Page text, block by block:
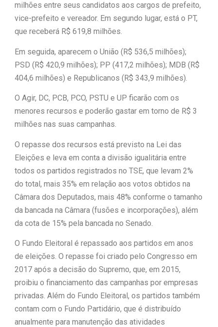
Jesus discorda de Zema sobre fim do
Bolsa Família: “Precisamos dar
condições para as pessoas
evoluírem” |
milhões entre seus candidatos aos cargos de prefeito,
vice-prefeito e vereador. Em segundo lugar, está o PT,
que receberá R$ 619,8 milhões.
Em seguida, aparecem o União (R$ 536,5 milhões);
PSD (R$ 420,9 milhões); PP (417,2 milhões); MDB (R$
404,6 milhões) e Republicanos (R$ 343,9 milhões).
O Agir, DC, PCB, PCO, PSTU e UP ficarão com os
menores recursos e poderão gastar em torno de R$ 3
milhões nas suas campanhas.
O repasse dos recursos está previsto na Lei das
Eleições e leva em conta a divisão igualitária entre
todos os partidos registrados no TSE, que levam 2%
do total, mais 35% em relação aos votos obtidos na
Câmara dos Deputados, mais 48% conforme o tamanho
da bancada na Câmara (fusões e incorporações), além
da cota de 15% pela bancada no Senado.
O Fundo Eleitoral é repassado aos partidos em anos
de eleições. O repasse foi criado pelo Congresso em
2017 após a decisão do Supremo, que, em 2015,
proibiu o financiamento das campanhas por empresas
privadas. Além do Fundo Eleitoral, os partidos também
contam com o Fundo Partidário, que é distribuído
anualmente para manutenção das atividades